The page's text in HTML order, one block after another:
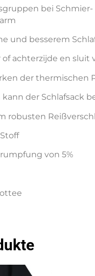
bei
und besserem
of achterzijde en sluit
der thermischen
der Schlafsack
robusten
von 5%